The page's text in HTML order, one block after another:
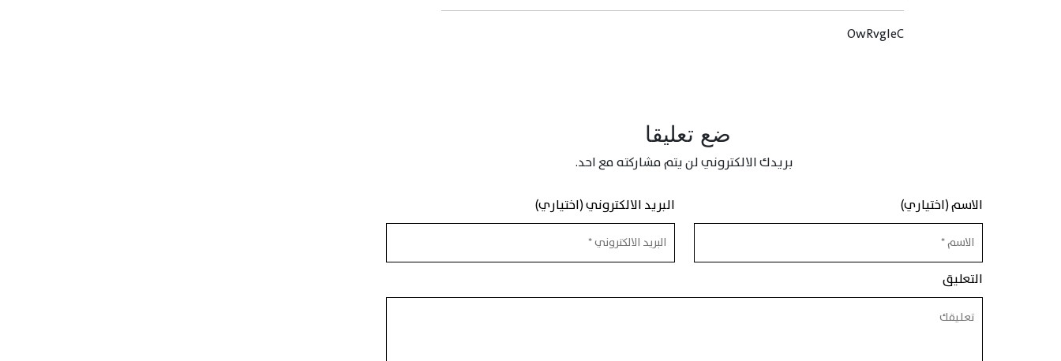
OwRvgIeC
ضع تعليقا
بريدك الالكتروني لن يتم مشاركته مع احد.
الاسم (اختياري) البريد الالكتروني (اختياري)
التعليق